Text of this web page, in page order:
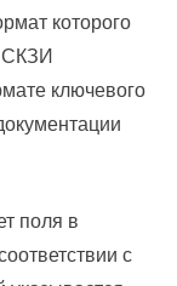
которого
СКЗИ
ключевого
поля в
с